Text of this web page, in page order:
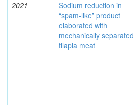
2021
Sodium reduction in
“spam-like” product
elaborated with
mechanically separated
tilapia meat